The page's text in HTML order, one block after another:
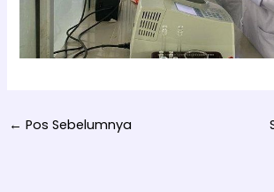
← Pos Sebelumnya